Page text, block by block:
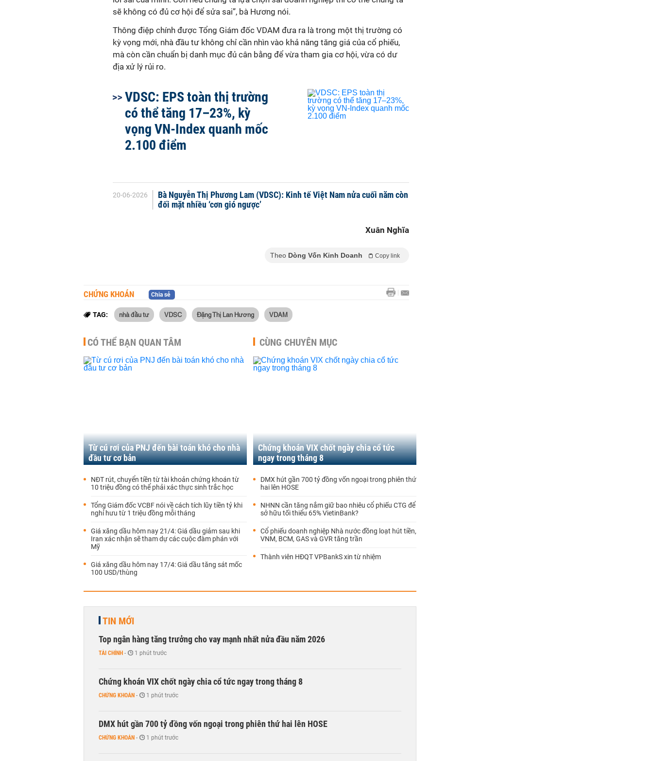
sẽ không có đủ cơ hội để sửa sai”, bà Hương nói.
Thông điệp chính được Tổng Giám đốc VDAM đưa ra là trong một thị trường có
kỳ vọng mới, nhà đầu tư không chỉ cần nhìn vào khả năng tăng giá của cổ phiếu,
mà còn cần chuẩn bị danh mục đủ cân bằng để vừa tham gia cơ hội, vừa có dư
địa xử lý rủi ro.
VDSC: EPS toàn thị trường
có thể tăng 17–23%, kỳ
vọng VN-Index quanh mốc
2.100 điểm
20-06-2026
Bà Nguyễn Thị Phương Lam (VDSC): Kinh tế Việt Nam nửa cuối năm còn
đối mặt nhiều ‘cơn gió ngược’
Xuân Nghĩa
Theo Dòng Vốn Kinh Doanh Copy link
CHỨNG KHOÁN Chia sẻ
TAG: nhà đầu tư VDSC Đặng Thị Lan Hương VDAM
CÓ THỂ BẠN QUAN TÂM
Từ cú rơi của PNJ đến bài toán khó cho nhà
đầu tư cơ bản
NĐT rút, chuyển tiền từ tài khoản chứng khoán từ
10 triệu đồng có thể phải xác thực sinh trắc học
Tổng Giám đốc VCBF nói về cách tích lũy tiền tỷ khi
nghỉ hưu từ 1 triệu đồng mỗi tháng
Giá xăng dầu hôm nay 21/4: Giá dầu giảm sau khi
Iran xác nhận sẽ tham dự các cuộc đàm phán với
Mỹ
Giá xăng dầu hôm nay 17/4: Giá dầu tăng sát mốc
100 USD/thùng
CÙNG CHUYÊN MỤC
Chứng khoán VIX chốt ngày chia cổ tức
ngay trong tháng 8
DMX hút gần 700 tỷ đồng vốn ngoại trong phiên thứ
hai lên HOSE
NHNN cần tăng nắm giữ bao nhiêu cổ phiếu CTG để
sở hữu tối thiểu 65% VietinBank?
Cổ phiếu doanh nghiệp Nhà nước đồng loạt hút tiền,
VNM, BCM, GAS và GVR tăng trần
Thành viên HĐQT VPBankS xin từ nhiệm
TIN MỚI
Top ngân hàng tăng trưởng cho vay mạnh nhất nửa đầu năm 2026
TÀI CHÍNH - 1 phút trước
Chứng khoán VIX chốt ngày chia cổ tức ngay trong tháng 8
CHỨNG KHOÁN - 1 phút trước
DMX hút gần 700 tỷ đồng vốn ngoại trong phiên thứ hai lên HOSE
CHỨNG KHOÁN - 1 phút trước